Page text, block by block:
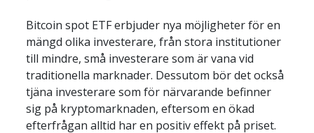
Bitcoin spot ETF erbjuder nya möjligheter för en
mängd olika investerare, från stora institutioner
till mindre, små investerare som är vana vid
traditionella marknader. Dessutom bör det också
tjäna investerare som för närvarande befinner
sig på kryptomarknaden, eftersom en ökad
efterfrågan alltid har en positiv effekt på priset.